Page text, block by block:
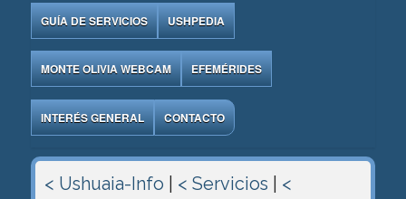
GUÍA DE SERVICIOS USHPEDIA
MONTE OLIVIA WEBCAM EFEMÉRIDES
INTERÉS GENERAL CONTACTO
< Ushuaia-Info < Servicios
<